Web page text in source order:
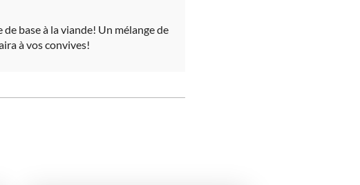
base à la viande! Un mélange de
à vos convives!